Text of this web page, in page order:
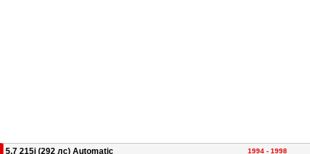
5.7 215i (292 лс) Automatic 1994 - 1998